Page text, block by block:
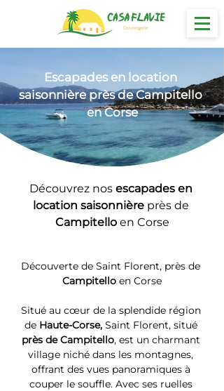
Escapades en location
saisonnière près de Campitello
en Corse
Découvrez nos escapades en
location saisonnière près de
Campitello en Corse
Découverte de Saint Florent, près de
Campitello en Corse
Situé au cœur de la splendide région
de Haute-Corse, Saint Florent, situé
près de Campitello, est un charmant
village niché dans les montagnes,
offrant des vues panoramiques à
couper le souffle. Avec ses ruelles